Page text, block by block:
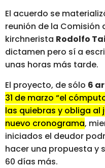
El acuerdo se
reunión de la Comisión
kirchnerista Rodolfo
dictamen pero sí a
unas horas más tarde.
El proyecto, de sólo 6
31 de marzo “el
las quiebras y obliga al
nuevo cronograma,
iniciados el deudor
hacer una propuesta y
60 días más.